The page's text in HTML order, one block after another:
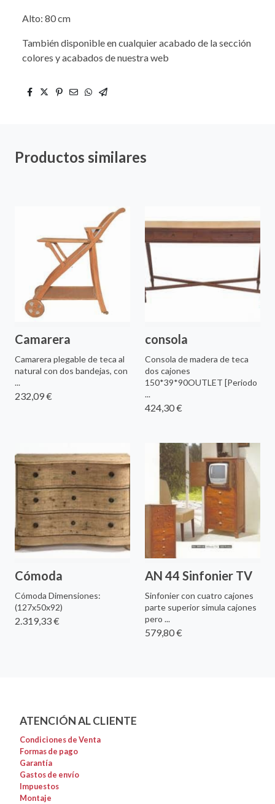
Alto: 80 cm
También disponible en cualquier acabado de la sección
colores y acabados de nuestra web
Productos similares
Camarera
Camarera plegable de teca al
natural con dos bandejas, con
...
232,09 €
consola
Consola de madera de teca
dos cajones
150*39*90OUTLET [Periodo
...
424,30 €
Cómoda
Cómoda Dimensiones:
(127x50x92)
2.319,33 €
AN 44 Sinfonier TV
Sinfonier con cuatro cajones
parte superior simula cajones
pero ...
579,80 €
ATENCIÓN AL CLIENTE
Condiciones de Venta
Formas de pago
Garantía
Gastos de envío
Impuestos
Montaje